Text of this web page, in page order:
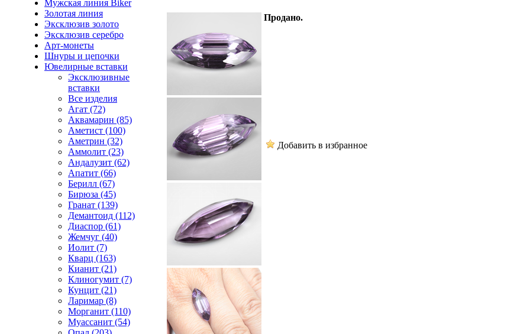
Мужская линия Biker
Золотая линия
Эксклюзив золото
Эксклюзив серебро
Арт-монеты
Шнуры и цепочки
Ювелирные вставки
Эксклюзивные
вставки
Все изделия
Агат (72)
Аквамарин (85)
Аметист (100)
Аметрин (32)
Аммолит (23)
Андалузит (62)
Апатит (66)
Берилл (67)
Бирюза (45)
Гранат (139)
Демантоид (112)
Диаспор (61)
Жемчуг (40)
Иолит (7)
Кварц (163)
Кианит (21)
Клиногумит (7)
Кунцит (21)
Ларимар (8)
Морганит (110)
Муассанит (54)
Продано.
Добавить в избранное